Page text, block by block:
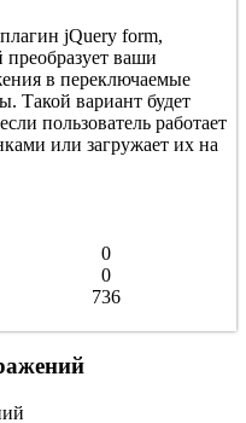
jQuery form,
преобразует ваши
в переключаемые
Такой вариант будет
пользователь работает
или загружает их на
0
0
736